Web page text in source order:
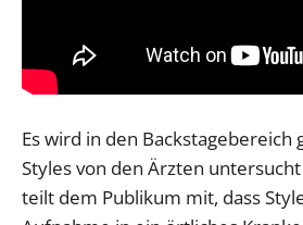
Es wird in den Backstagebereich
Styles von den Ärzten
teilt dem Publikum mit, dass